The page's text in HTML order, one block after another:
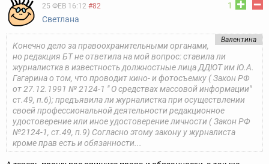
1
25 ФЕВ 16:12 #82
Светланa
Валентина
Конечно дело за правоохранительными органами,
но редакция БТ не ответила на мой вопрос: ставила ли
журналистка в известность должностные лица ДДЮТ им Ю.А.
Гагарина о том, что проводит кино- и фотосъемку ( Закон РФ
от 27.12.1991 № 2124-1 " О средствах массовой информации"
ст.49, п.6); предъявила ли журналистка при осуществлении
своей профессиональной деятельности редакционное
удостоверение или иное удостоверение личности ( Закон РФ
№2124-1, ст.49, п.9) Согласно этому закону у журналиста
кроме прав есть и обязанности...